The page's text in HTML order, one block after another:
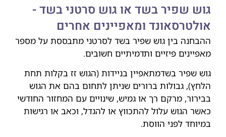
גוש שפיר בשד או גוש סרטני בשד -
אולטרסאונד ומאפיינים אחרים
ההבחנה בין גוש שפיר בשד לסרטני מתבססת על מספר
מאפיינים פיזיים ותדמיתיים חשובים.
גוש שפיר בשדמתאפיין בניידות (הגוש זז בקלות תחת
הלחץ), גבולות ברורים שניתן לתחום בהם את הגוש
בבירור, מרקם רך או גמיש, שינויים עם המחזור החודשי
כאשר הגוש עלול להתכווץ או להגדל, וכאב או רגישות
במיוחד לפני הווסת.